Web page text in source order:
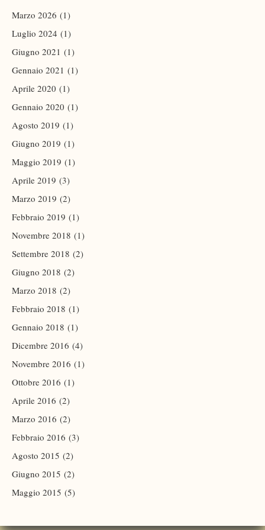
Marzo 2026 (1)
Luglio 2024 (1)
Giugno 2021 (1)
Gennaio 2021 (1)
Aprile 2020 (1)
Gennaio 2020 (1)
Agosto 2019 (1)
Giugno 2019 (1)
Maggio 2019 (1)
Aprile 2019 (3)
Marzo 2019 (2)
Febbraio 2019 (1)
Novembre 2018 (1)
Settembre 2018 (2)
Giugno 2018 (2)
Marzo 2018 (2)
Febbraio 2018 (1)
Gennaio 2018 (1)
Dicembre 2016 (4)
Novembre 2016 (1)
Ottobre 2016 (1)
Aprile 2016 (2)
Marzo 2016 (2)
Febbraio 2016 (3)
Agosto 2015 (2)
Giugno 2015 (2)
Maggio 2015 (5)